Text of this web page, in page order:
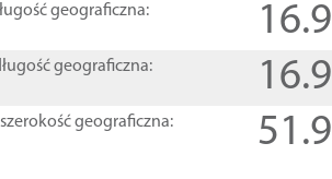
geograficzna:
geograficzna:
geograficzna: